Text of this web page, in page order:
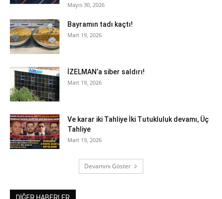
Mayıs 30, 2026
Bayramın tadı kaçtı!
Mart 19, 2026
İZELMAN’a siber saldırı!
Mart 19, 2026
Ve karar iki Tahliye İki Tutukluluk devamı, Üç
Tahliye
Mart 19, 2026
Devamını Göster
DİĞER HABERLER